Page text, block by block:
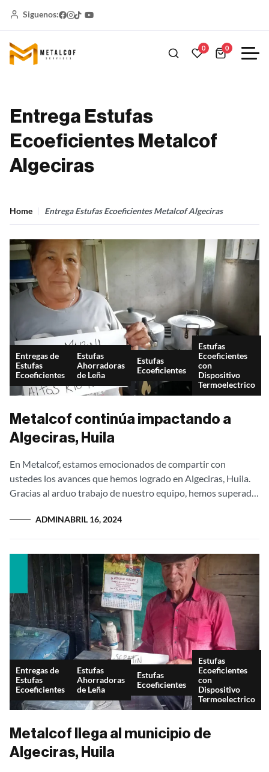
Siguenos:
0 0
Entrega Estufas
Ecoeficientes Metalcof
Algeciras
Home Entrega Estufas Ecoeficientes Metalcof Algeciras
Entregas de
Estufas
Ecoeficientes
Estufas
Ahorradoras
de Leña
Estufas
Ecoeficientes
Estufas
Ecoeficientes
con
Dispositivo
Termoelectrico
Metalcof continúa impactando a
Algeciras, Huila
En Metalcof, estamos emocionados de compartir con
ustedes los avances que hemos logrado en Algeciras, Huila.
Gracias al arduo trabajo de nuestro equipo, hemos superado
ADMINABRIL 16, 2024
Entregas de
Estufas
Ecoeficientes
Estufas
Ahorradoras
de Leña
Estufas
Ecoeficientes
Estufas
Ecoeficientes
con
Dispositivo
Termoelectrico
Metalcof llega al municipio de
Algeciras, Huila